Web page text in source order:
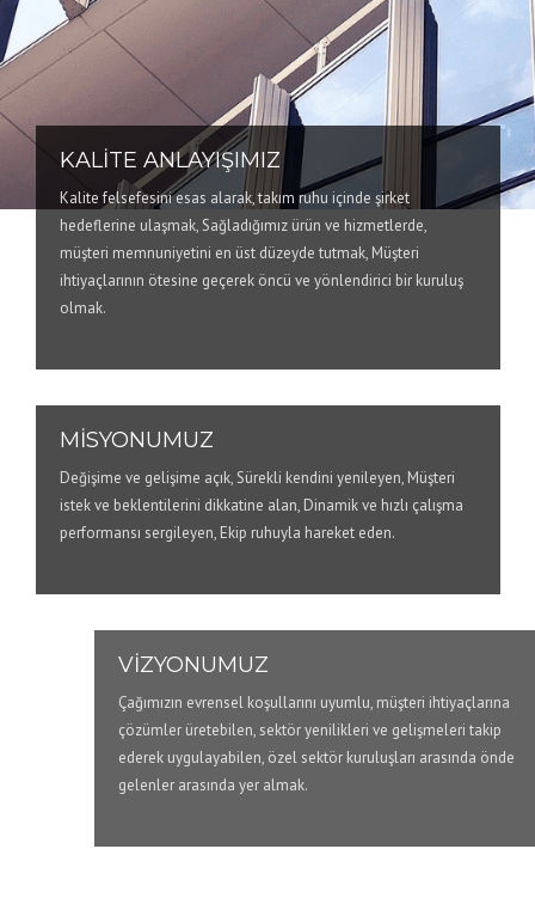
KALİTE ANLAYIŞIMIZ
Kalite felsefesini esas alarak, takım ruhu içinde şirket
hedeflerine ulaşmak, Sağladığımız ürün ve hizmetlerde,
müşteri memnuniyetini en üst düzeyde tutmak, Müşteri
ihtiyaçlarının ötesine geçerek öncü ve yönlendirici bir kuruluş
olmak.
MİSYONUMUZ
Değişime ve gelişime açık, Sürekli kendini yenileyen, Müşteri
istek ve beklentilerini dikkatine alan, Dinamik ve hızlı çalışma
performansı sergileyen, Ekip ruhuyla hareket eden.
VİZYONUMUZ
Çağımızın evrensel koşullarını uyumlu, müşteri ihtiyaçlarına
çözümler üretebilen, sektör yenilikleri ve gelişmeleri takip
ederek uygulayabilen, özel sektör kuruluşları arasında önde
gelenler arasında yer almak.